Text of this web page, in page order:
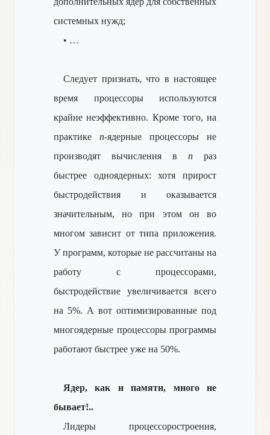
системных нужд;
• …
Следует признать, что в настоящее
время процессоры используются
крайне неэффективно. Кроме того, на
практике n-ядерные процессоры не
производят вычисления в n раз
быстрее одноядерных: хотя прирост
быстродействия и оказывается
значительным, но при этом он во
многом зависит от типа приложения.
У программ, которые не рассчитаны на
работу с процессорами,
быстродействие увеличивается всего
на 5%. А вот оптимизированные под
многоядерные процессоры программы
работают быстрее уже на 50%.
Ядер, как и памяти, много не
бывает!..
Лидеры процессоростроения,